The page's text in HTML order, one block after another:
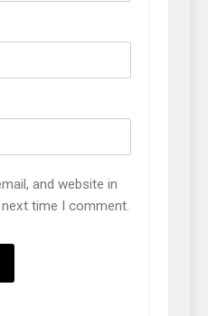
and website in
time I comment.